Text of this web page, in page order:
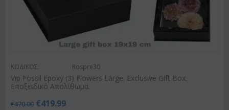
ΚΩΔΙΚΟΣ: Rospre30
Vip Fossil Epoxy (3) Flowers Large. Exclusive Gift Box.
Εποξειδικό Απολίθωμα.
€470.00 €419.99